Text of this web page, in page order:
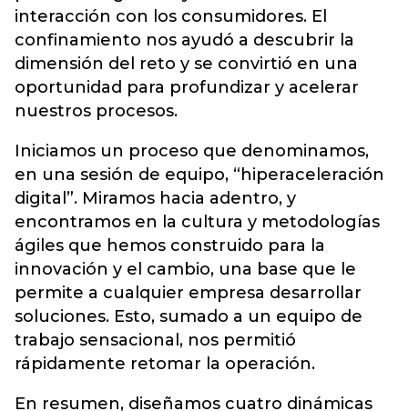
interacción con los consumidores. El
confinamiento nos ayudó a descubrir la
dimensión del reto y se convirtió en una
oportunidad para profundizar y acelerar
nuestros procesos.
Iniciamos un proceso que denominamos,
en una sesión de equipo, “hiperaceleración
digital”. Miramos hacia adentro, y
encontramos en la cultura y metodologías
ágiles que hemos construido para la
innovación y el cambio, una base que le
permite a cualquier empresa desarrollar
soluciones. Esto, sumado a un equipo de
trabajo sensacional, nos permitió
rápidamente retomar la operación.
En resumen, diseñamos cuatro dinámicas